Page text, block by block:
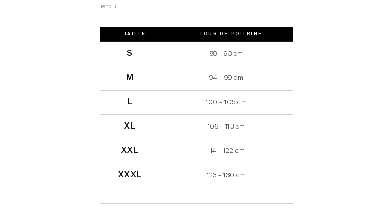
tendu.
TAILLE TOUR DE POITRINE
S 88 – 93 cm
M 94 – 99 cm
L 100 – 105 cm
XL 106 – 113 cm
XXL 114 – 122 cm
XXXL 123 – 130 cm